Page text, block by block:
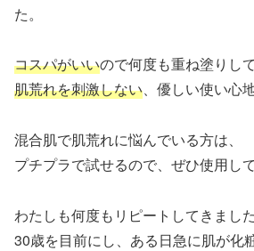
た。
コスパがいいので何度も重ね塗りし
肌荒れを刺激しない、優しい使い心
混合肌で肌荒れに悩んでいる方は、
プチプラで試せるので、ぜひ使用し
わたしも何度もリピートしてきました
30歳を目前にし、ある日急に肌が化